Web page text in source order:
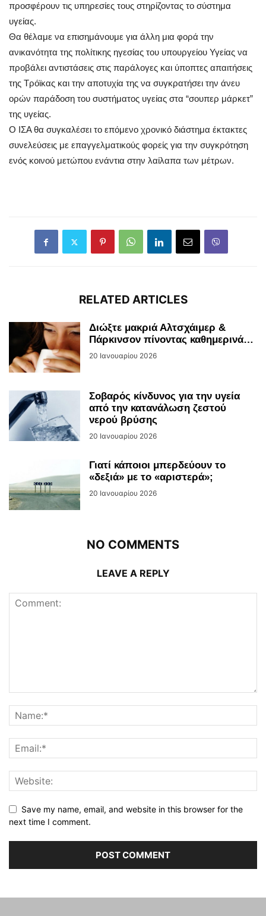
προσφέρουν τις υπηρεσίες τους στηρίζοντας το σύστημα
υγείας.
Θα θέλαμε να επισημάνουμε για άλλη μια φορά την
ανικανότητα της πολίτικης ηγεσίας του υπουργείου Υγείας να
προβάλει αντιστάσεις στις παράλογες και ύποπτες απαιτήσεις
της Τρόϊκας και την αποτυχία της να συγκρατήσει την άνευ
ορών παράδοση του συστήματος υγείας στα “σουπερ μάρκετ”
της υγείας.
Ο ΙΣΑ θα συγκαλέσει το επόμενο χρονικό διάστημα έκτακτες
συνελεύσεις με επαγγελματικούς φορείς για την συγκρότηση
ενός κοινού μετώπου ενάντια στην λαίλαπα των μέτρων.
RELATED ARTICLES
Διώξτε μακριά Αλτσχάιμερ &
Πάρκινσον πίνοντας καθημερινά…
20 Ιανουαρίου 2026
Σοβαρός κίνδυνος για την υγεία
από την κατανάλωση ζεστού
νερού βρύσης
20 Ιανουαρίου 2026
Γιατί κάποιοι μπερδεύουν το
«δεξιά» με το «αριστερά»;
20 Ιανουαρίου 2026
NO COMMENTS
LEAVE A REPLY
Save my name, email, and website in this browser for the
next time I comment.